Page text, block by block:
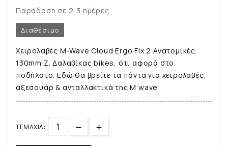
Παράδοση σε 2-3 ημέρες
Διαθέσιμο
Χειρολαβές M-Wave Cloud Ergo Fix 2 Ανατομικές
130mm Z. Δαλαβίκας bikes, ότι αφορά στο
ποδήλατο. Εδώ θα βρείτε τα πάντα για χειρολαβές,
αξεσουάρ & ανταλλακτικά της M wave
ΤΕΜΆΧΙΑ: